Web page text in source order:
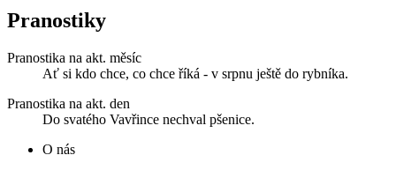
Pranostiky
Pranostika na akt. měsíc
Ať si kdo chce, co chce říká - v srpnu ještě do rybníka.
Pranostika na akt. den
Do svatého Vavřince nechval pšenice.
O nás